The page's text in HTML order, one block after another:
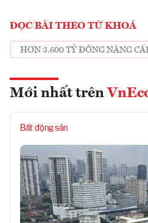
ĐỌC BÀI THEO TỪ KHOÁ
HƠN 3.600 TỶ ĐỒNG NÂNG
Mới nhất trên
Bất động sản